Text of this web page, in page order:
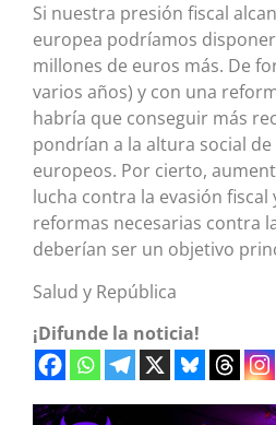
Si nuestra presión fiscal
europea podríamos
millones de euros más. De
varios años) y con una
habría que conseguir más
pondrían a la altura social
europeos. Por cierto,
lucha contra la evasión fiscal
reformas necesarias contra
deberían ser un objetivo
Salud y República
¡Difunde la noticia!